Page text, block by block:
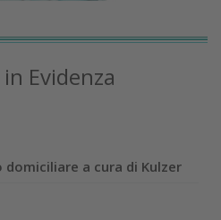
Evidenza
domiciliare a cura di Kulzer